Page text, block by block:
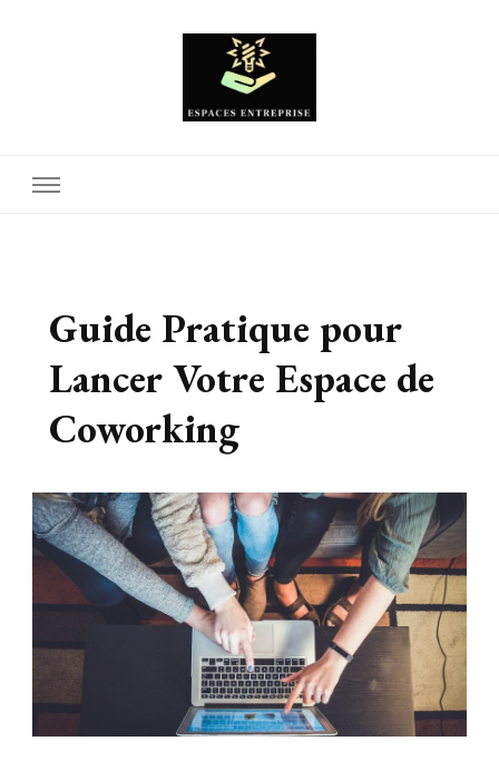
Guide Pratique pour
Lancer Votre Espace de
Coworking